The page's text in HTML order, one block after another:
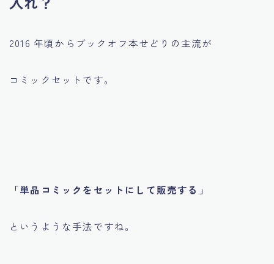
2016 年頃からブックオフ本せどりの主流が
コミックセットです。
「単品コミックをセットにして販売する」
というような手法ですね。